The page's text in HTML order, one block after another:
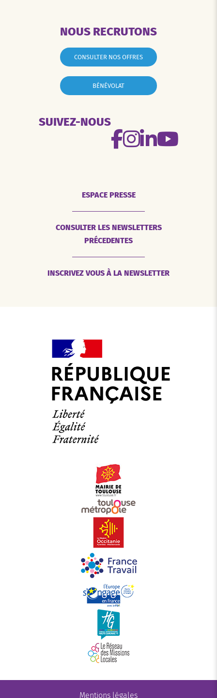
NOUS RECRUTONS
CONSULTER NOS OFFRES
BÉNÉVOLAT
SUIVEZ-NOUS
ESPACE PRESSE
CONSULTER LES NEWSLETTERS
PRÉCEDENTES
INSCRIVEZ VOUS À LA NEWSLETTER
Mentions légales